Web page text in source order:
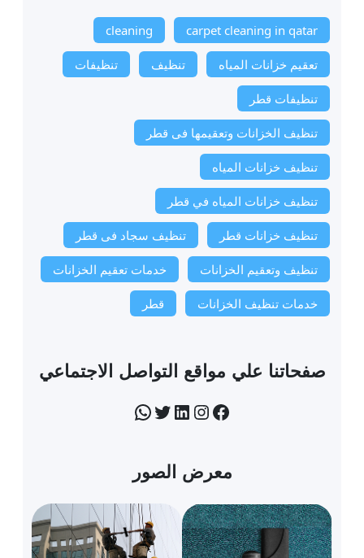
carpet cleaning in qatar
cleaning
تعقيم خزانات المياه تنظيف تنظيفات
تنظيفات قطر
تنظيف الخزانات وتعقيمها فى قطر
تنظيف خزانات المياه
تنظيف خزانات المياه في قطر
تنظيف خزانات قطر تنظيف سجاد فى قطر
تنظيف وتعقيم الخزانات خدمات تعقيم الخزانات
خدمات تنظيف الخزانات قطر
صفحاتنا علي مواقع التواصل الاجتماعي
فيسبوكإنستجرام لينكد إنتويتر واتساب
معرض الصور